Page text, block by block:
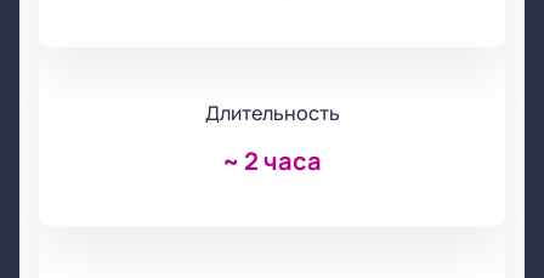
Длительность
~ 2 часа